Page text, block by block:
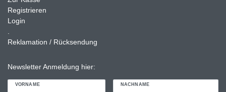
Registrieren
Login
.
Reklamation / Rücksendung
Newsletter Anmeldung hier:
VORNAME NACHNAME